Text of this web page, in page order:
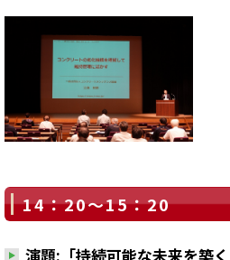
14：20～15：20
演題:「持続可能な未来を築